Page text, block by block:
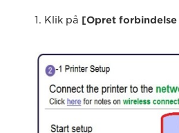
1. Klik på [Opret